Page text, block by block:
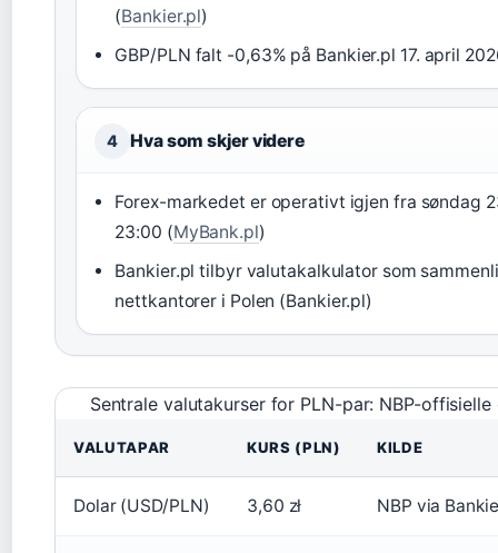
(Bankier.pl)
GBP/PLN falt -0,63% på Bankier.pl 17. april
4 Hva som skjer videre
Forex-markedet er operativt igjen fra søndag
23:00 (MyBank.pl)
Bankier.pl tilbyr valutakalkulator som
nettkantorer i Polen (Bankier.pl)
Sentrale valutakurser for PLN-par: NBP-
VALUTAPAR KURS (PLN) KILDE
Dolar (USD/PLN) 3,60 zł NBP via